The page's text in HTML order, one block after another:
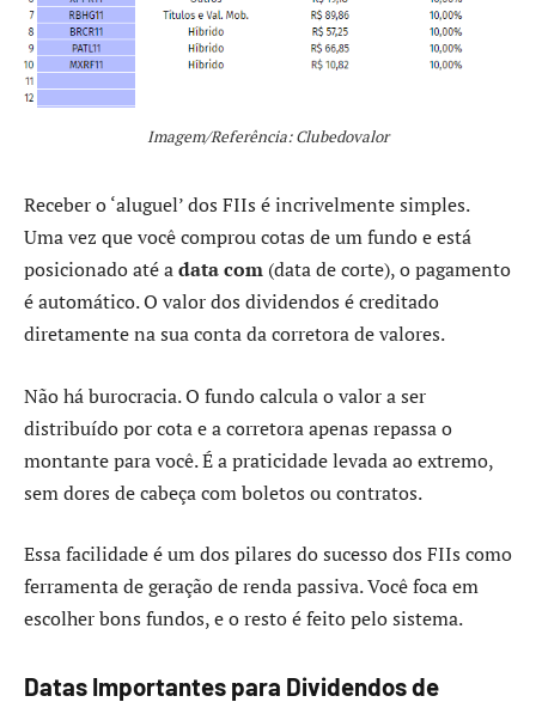
Imagem/Referência: Clubedovalor
Receber o ‘aluguel’ dos FIIs é incrivelmente simples.
Uma vez que você comprou cotas de um fundo e está
posicionado até adata com (data de corte), o pagamento
é automático. O valor dos dividendos é creditado
diretamente na sua conta da corretora de valores.
Não há burocracia. O fundo calcula o valor a ser
distribuído por cota e a corretora apenas repassa o
montante para você. É a praticidade levada ao extremo,
sem dores de cabeça com boletos ou contratos.
Essa facilidade é um dos pilares do sucesso dos FIIs como
ferramenta de geração de renda passiva. Você foca em
escolher bons fundos, e o resto é feito pelo sistema.
Datas Importantes para Dividendos de